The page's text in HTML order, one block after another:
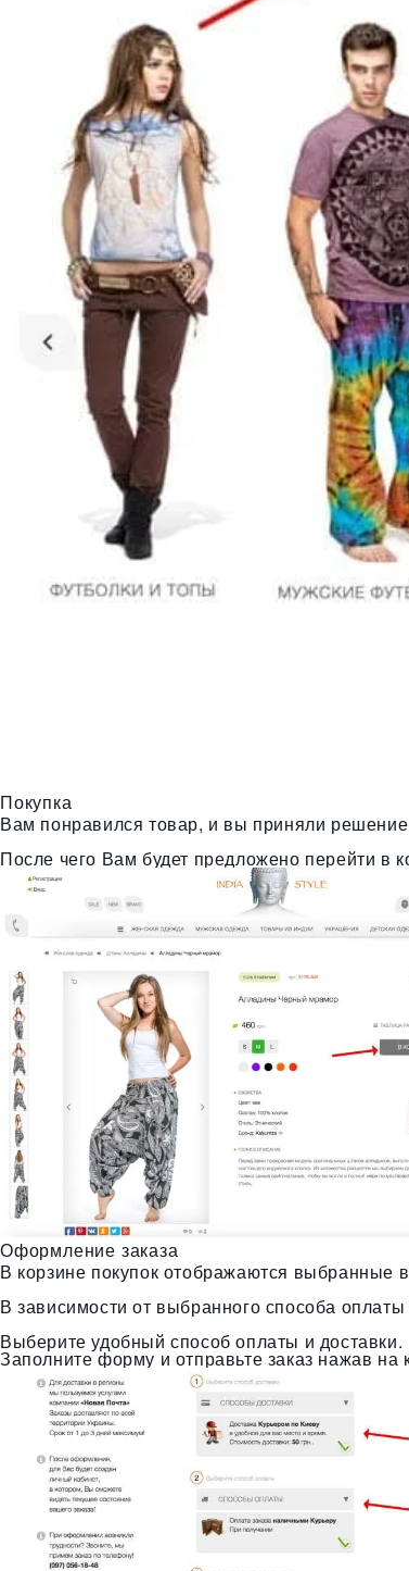
Покупка
Вам понравился товар, и вы приняли
После чего Вам будет предложено перейти в
Оформление заказа
В корзине покупок отображаются выбранные
В зависимости от выбранного способа
Выберите удобный способ оплаты и доставки.
Заполните форму и отправьте заказ нажав на